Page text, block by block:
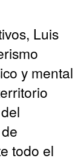
Luis
y mental
todo el